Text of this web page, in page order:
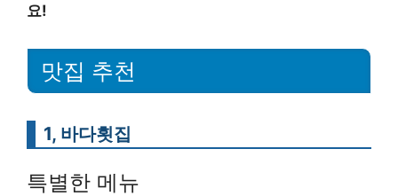
요!
맛집 추천
1, 바다횟집
특별한 메뉴